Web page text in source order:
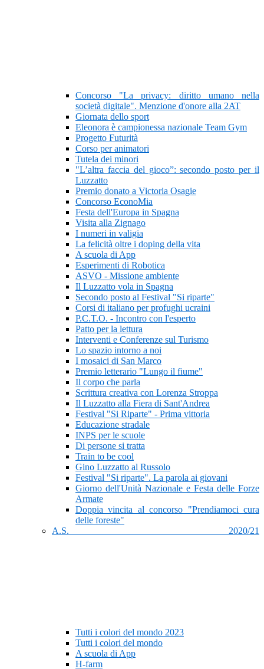
Concorso "La privacy: diritto umano nella
società digitale". Menzione d'onore alla 2AT
Giornata dello sport
Eleonora è campionessa nazionale Team Gym
Progetto Futurità
Corso per animatori
Tutela dei minori
"L’altra faccia del gioco”: secondo posto per il
Luzzatto
Premio donato a Victoria Osagie
Concorso EconoMia
Festa dell'Europa in Spagna
Visita alla Zignago
I numeri in valigia
La felicità oltre i doping della vita
A scuola di App
Esperimenti di Robotica
ASVO - Missione ambiente
Il Luzzatto vola in Spagna
Secondo posto al Festival "Si riparte"
Corsi di italiano per profughi ucraini
P.C.T.O. - Incontro con l'esperto
Patto per la lettura
Interventi e Conferenze sul Turismo
Lo spazio intorno a noi
I mosaici di San Marco
Premio letterario "Lungo il fiume"
Il corpo che parla
Scrittura creativa con Lorenza Stroppa
Il Luzzatto alla Fiera di Sant'Andrea
Festival "Si Riparte" - Prima vittoria
Educazione stradale
INPS per le scuole
Di persone si tratta
Train to be cool
Gino Luzzatto al Russolo
Festival "Si riparte". La parola ai giovani
Giorno dell'Unità Nazionale e Festa delle Forze
Armate
Doppia vincita al concorso "Prendiamoci cura
delle foreste"
A.S. 2020/21
Tutti i colori del mondo 2023
Tutti i colori del mondo
A scuola di App
H-farm